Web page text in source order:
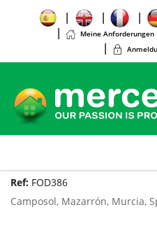
Meine Anforderungen
Ref: FOD386
Camposol, Mazarrón, Murcia,